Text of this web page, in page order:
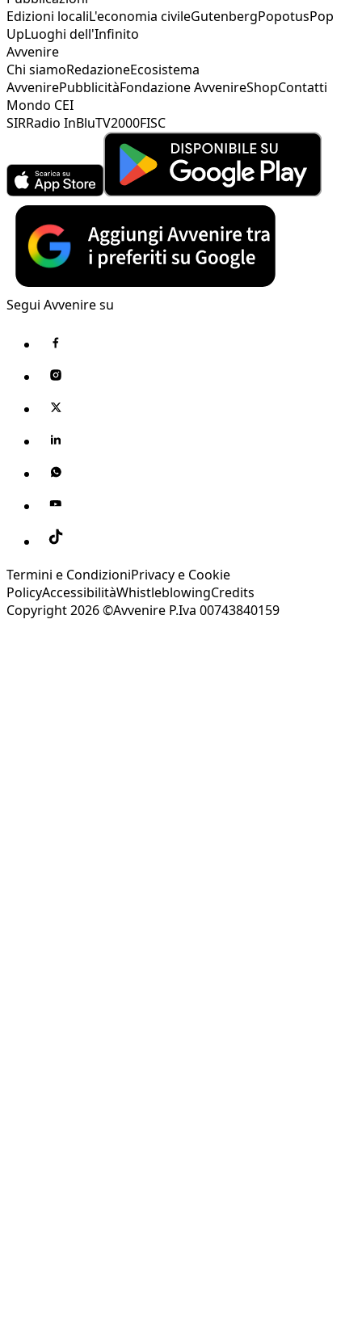
Edizioni localiL'economia civileGutenbergPopotusPop
UpLuoghi dell'Infinito
Avvenire
Chi siamoRedazioneEcosistema
AvvenirePubblicitàFondazione AvvenireShopContatti
Mondo CEI
SIRRadio InBluTV2000FISC
Segui Avvenire su
Termini e CondizioniPrivacy e Cookie
PolicyAccessibilitàWhistleblowingCredits
Copyright 2026 ©Avvenire P.Iva 00743840159